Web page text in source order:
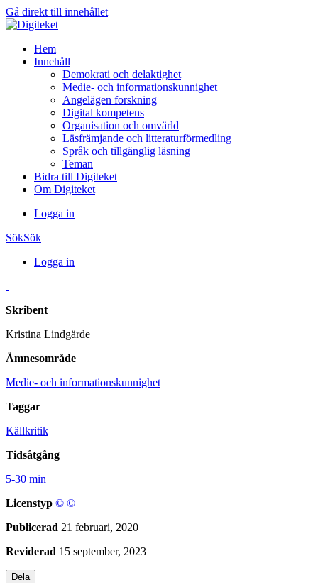
Gå direkt till innehållet
Hem
Innehåll
Demokrati och delaktighet
Medie- och informationskunnighet
Angelägen forskning
Digital kompetens
Organisation och omvärld
Läsfrämjande och litteraturförmedling
Språk och tillgänglig läsning
Teman
Bidra till Digiteket
Om Digiteket
Logga in
SökSök
Logga in
Skribent
Kristina Lindgärde
Ämnesområde
Medie- och informationskunnighet
Taggar
Källkritik
Tidsåtgång
5-30 min
Licenstyp © ©
Publicerad 21 februari, 2020
Reviderad 15 september, 2023
Dela